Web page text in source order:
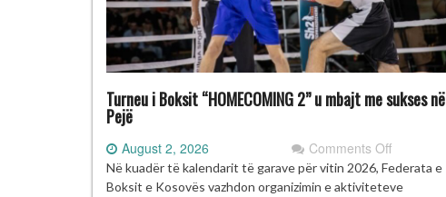
Turneu i Boksit “HOMECOMING 2” u mbajt me sukses në
Pejë
August 2, 2026 Comments Offon
Turneu
i
Në kuadër të kalendarit të garave për vitin 2026, Federata e
Boksit e Kosovës vazhdon organizimin e aktiviteteve